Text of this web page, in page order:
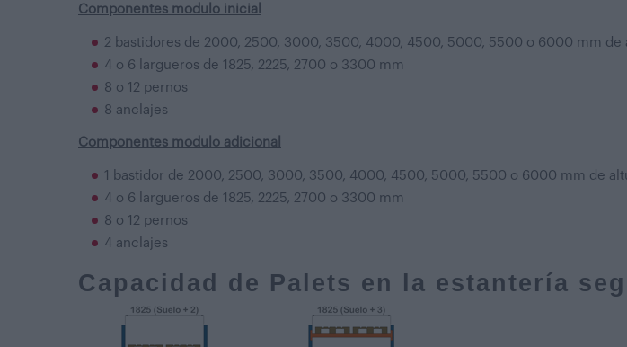
Componentes modulo inicial
2 bastidores de 2000, 2500, 3000, 3500, 4000, 4500, 5000, 5500 o 6000 mm de
4 o 6 largueros de 1825, 2225, 2700 o 3300 mm
8 o 12 pernos
8 anclajes
Componentes modulo adicional
1 bastidor de 2000, 2500, 3000, 3500, 4000, 4500, 5000, 5500 o 6000 mm de
4 o 6 largueros de 1825, 2225, 2700 o 3300 mm
8 o 12 pernos
4 anclajes
Capacidad de Palets en la estantería